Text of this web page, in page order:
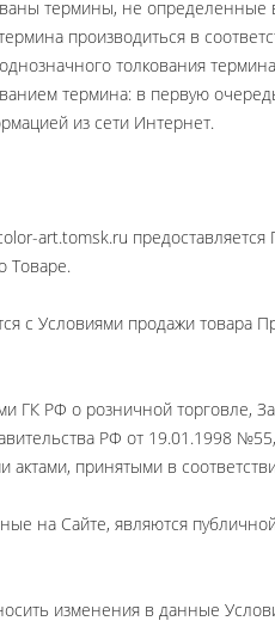
Новинка
(плотн 80 г/м2) А1
термины, не определенные
производиться в
толкования
термина: в первую
из сети Интернет.
art.tomsk.ru
Товаре.
с Условиями продажи товара
ГК РФ о розничной торговле,
РФ от 19.01.1998
принятыми в
на Сайте, являются
изменения в данные